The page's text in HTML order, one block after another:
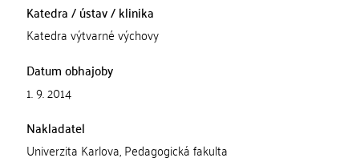
Katedra / ústav / klinika
Katedra výtvarné výchovy
Datum obhajoby
1. 9. 2014
Nakladatel
Univerzita Karlova, Pedagogická fakulta